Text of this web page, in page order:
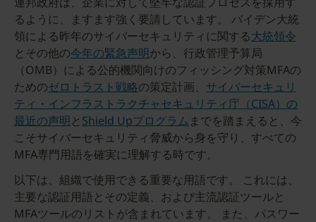
るように、ますます強く要請しています。 バイデン大統
領による昨年のサイバーセキュリティに関する大統領令
とその他の今年の緊急声明から、行政管理予算局
（OMB）による公的機関向けのフィッシング対策MFAの
ためのゼロトラスト戦略の策定計画、 サイバーセキュリ
ティ・インフラストラクチャセキュリティ庁（CISA）の
最近の声明と Shield Upプログラムまでを踏まえると、今
こそサイバーセキュリティ脅威から身を守り、すべての
MFA専門用語を確実に理解する時です。
以下は、組織で使用できる重要な用語です。 これには、
主要な認証用語とその定義、および主流認証ツールと
MFAツールのリストが含まれています。 また、パスワー